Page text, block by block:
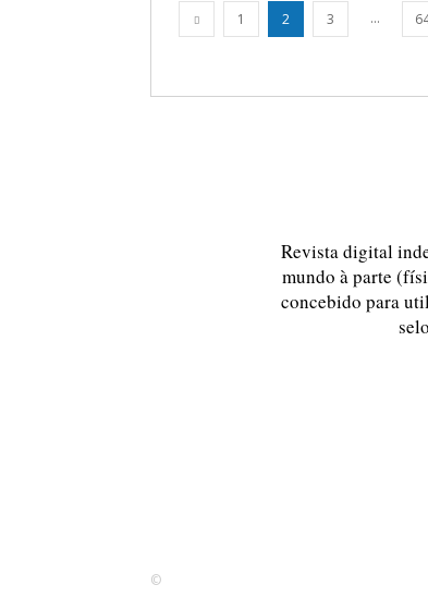
1 2 3 ...
Revista digital
mundo à parte
concebido para
©